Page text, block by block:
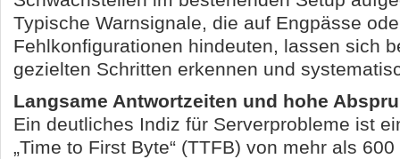
Typische Warnsignale, die auf Engpässe
Fehlkonfigurationen hindeuten, lassen sich
gezielten Schritten erkennen und
Langsame Antwortzeiten und hohe
Ein deutliches Indiz für Serverprobleme ist
„Time to First Byte“ (TTFB) von mehr als